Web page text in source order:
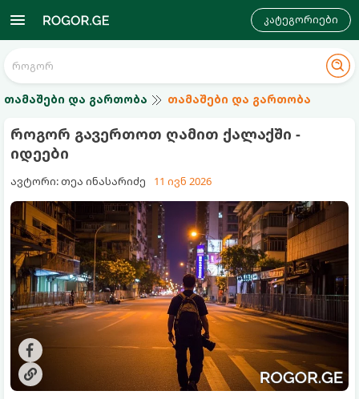
კატეგორიები
თამაშები და გართობა თამაშები და გართობა
როგორ გავერთოთ ღამით ქალაქში -
იდეები
ავტორი: თეა ინასარიძე 11 ივნ 2026